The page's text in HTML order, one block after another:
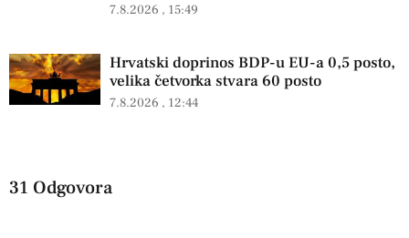
7.8.2026 15:49
Hrvatski doprinos BDP-u EU-a 0,5 posto,
velika četvorka stvara 60 posto
7.8.2026 12:44
31 Odgovora